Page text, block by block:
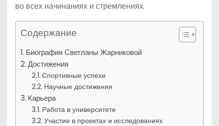
во всех начинаниях и стремлениях.
Содержание
Биография Светланы Жарниковой
Достижения
Спортивные успехи
Научные достижения
Карьера
Работа в университете
Участие в проектах и исследованиях